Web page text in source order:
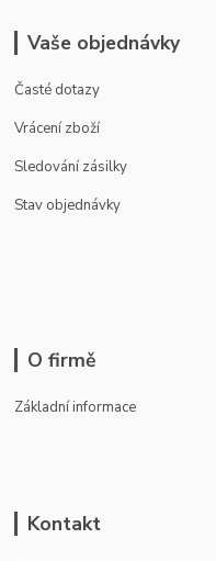
Vaše objednávky
Časté dotazy
Vrácení zboží
Sledování zásilky
Stav objednávky
O firmě
Základní informace
Kontakt